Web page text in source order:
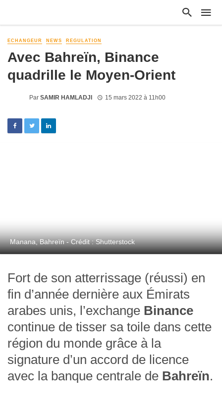
ECHANGEUR NEWS REGULATION
Avec Bahreïn, Binance
quadrille le Moyen-Orient
Par SAMIR HAMLADJI 15 mars 2022 à 11h00
Manana, Bahreïn - Crédit : Shutterstock
Fort de son atterrissage (réussi) en
fin d’année dernière aux Émirats
arabes unis, l’exchange Binance
continue de tisser sa toile dans cette
région du monde grâce à la
signature d’un accord de licence
avec la banque centrale de Bahreïn.